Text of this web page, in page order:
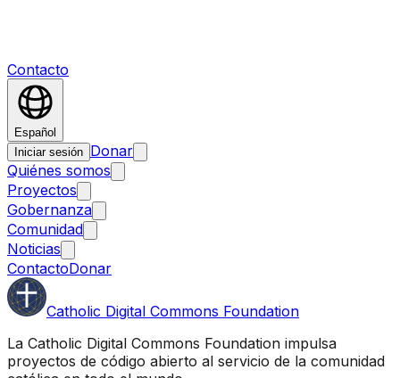
Contacto
Español
Iniciar sesión Donar
Quiénes somos
Proyectos
Gobernanza
Comunidad
Noticias
ContactoDonar
Catholic Digital Commons Foundation
La Catholic Digital Commons Foundation impulsa
proyectos de código abierto al servicio de la comunidad